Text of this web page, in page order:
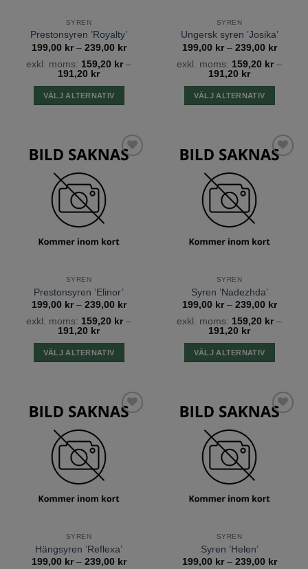
SYREN
Prestonsyren ’Royalty’
199,00 kr – 239,00 krPrisintervall:
till
exkl. moms: 159,20 kr–
191,20 kr
VÄLJ ALTERNATIV
har
varianter.
De
olika
alternativen
kan
produktsidan
SYREN
Ungersk syren ’Josika’
199,00 kr – 239,00 kr
till
exkl. moms: 159,20 kr–
191,20 kr
VÄLJ ALTERNATIV
har
varianter.
De
olika
alternativen
kan
produktsidan
SYREN
Prestonsyren ’Elinor’
199,00 kr – 239,00 krPrisintervall:
till
exkl. moms: 159,20 kr–
191,20 kr
VÄLJ ALTERNATIV
har
varianter.
De
olika
alternativen
kan
produktsidan
SYREN
Syren ’Nadezhda’
199,00 kr – 239,00 kr
till
exkl. moms: 159,20 kr–
191,20 kr
VÄLJ ALTERNATIV
har
varianter.
De
olika
alternativen
kan
produktsidan
SYREN
Hängsyren ’Reflexa’
199,00 kr – 239,00 krPrisintervall:
SYREN
Syren ’Helen’
199,00 kr – 239,00 kr